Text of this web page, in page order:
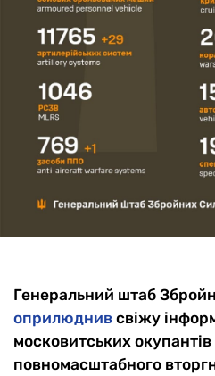
Генеральний штаб
оприлюднив свіжу
московитських окупантів
повномасштабного